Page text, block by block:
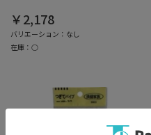
￥2,178
バリエーション：なし
在庫：○